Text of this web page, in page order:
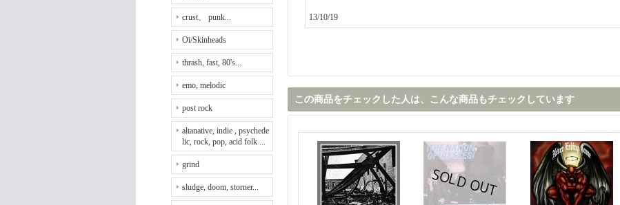
crust、 punk...
Oi/Skinheads
thrash, fast, 80's...
emo, melodic
post rock
altanative, indie , psychede
lic, rock, pop, acid folk ...
grind
sludge, doom, storner...
13/10/19
この商品をチェックした人は、こんな商品もチェックしています